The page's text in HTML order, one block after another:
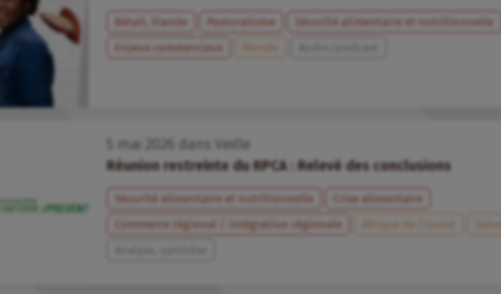
Bétail, Viande Pastoralisme
Sécurité alimentaire et nutritionnelle
Enjeux commerciaux
Monde
mai dans
Veille
Réunion restreinte du RPCA : Relevé des conclusions
Sécurité alimentaire et nutritionnelle
Crise alimentaire
Commerce régional / intégration régionale
Afrique de l’Ouest
Sahel